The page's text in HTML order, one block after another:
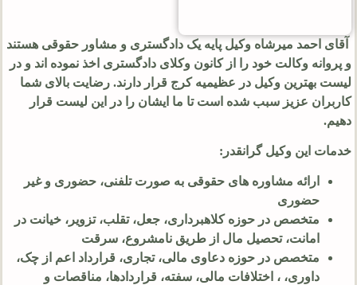
آقای احمد میرشاه وکیل پایه یک دادگستری و مشاور حقوقی هستند
و پروانه وکالت خود را از کانون وکلای دادگستری اخذ نموده اند و در
لیست بهترین وکیل در عظیمیه کرج قرار دارند. رضایت بالای شما
کاربران عزیز سبب شده است تا ما ایشان را در این لیست قرار
دهیم.
خدمات این وکیل گرانقدر:
ارائه مشاوره های حقوقی به صورت تلفنی، حضوری و غیر
حضوری
متخصص در حوزه کلاهبرداری، جعل، تقلب، تزویر، خیانت در
امانت، تحصیل مال از طریق نامشروع، سرقت
متخصص در حوزه دعاوی مالی، تجاری، قرارداد اعم از چک،
داوری، ، اختلافات مالی، سفته، قراردادها، مناقصات و